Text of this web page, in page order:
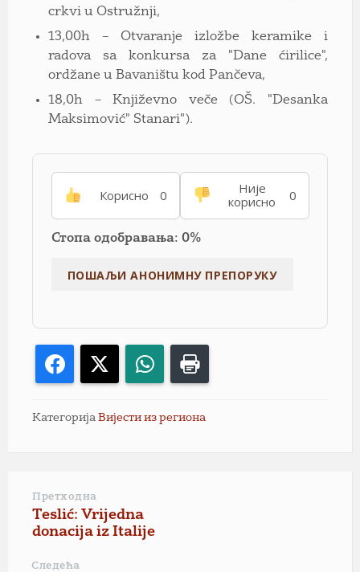
crkvi u Ostružnji,
13,00h – Otvaranje izložbe keramike i
radova sa konkursa za "Dane ćirilice",
ordžane u Bavaništu kod Pančeva,
18,0h – Književno veče (OŠ. "Desanka
Maksimović" Stanari").
Корисно 0
Није
корисно
0
Стопа одобравања: 0%
Facebook WhatsApp
Категорија Вијести из региона
Претходна
Teslić: Vrijedna
donacija iz Italije
Следећа